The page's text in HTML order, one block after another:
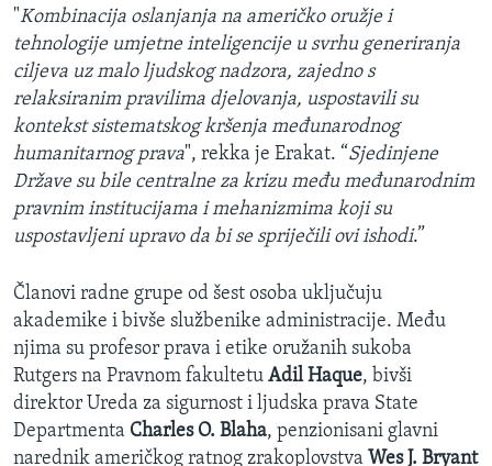
"Kombinacija oslanjanja na američko oružje i
tehnologije umjetne inteligencije u svrhu generiranja
ciljeva uz malo ljudskog nadzora, zajedno s
relaksiranim pravilima djelovanja, uspostavili su
kontekst sistematskog kršenja međunarodnog
humanitarnog prava", rekka je Erakat. “Sjedinjene
Države su bile centralne za krizu među međunarodnim
pravnim institucijama i mehanizmima koji su
uspostavljeni upravo da bi se spriječili ovi ishodi.”
Članovi radne grupe od šest osoba uključuju
akademike i bivše službenike administracije. Među
njima su profesor prava i etike oružanih sukoba
Rutgers na Pravnom fakultetu Adil Haque, bivši
direktor Ureda za sigurnost i ljudska prava State
Departmenta Charles O. Blaha, penzionisani glavni
narednik američkog ratnog zrakoplovstva Wes J. Bryant